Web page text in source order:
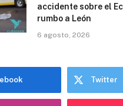
accidente sobre el
rumbo a León
6 agosto, 2026
Twitter